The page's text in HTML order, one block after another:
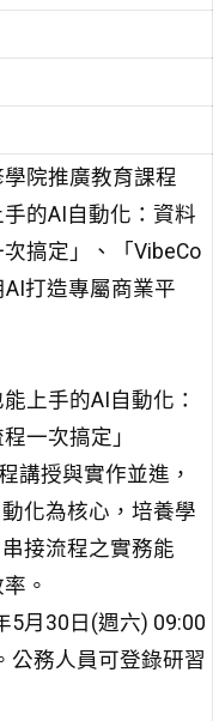
院推廣教育課程
手的AI自動化：資料
搞定」、「VibeCo
打造專屬商業平
上手的AI自動化：
一次搞定」
講授與實作並進，
化為核心，培養學
接流程之實務能
。
5月30日(週六) 09:00
公務人員可登錄研習